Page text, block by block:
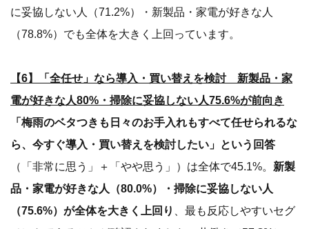
に妥協しない人（71.2%）・新製品・家電が好きな人
（78.8%）でも全体を大きく上回っています。
【6】「全任せ」なら導入・買い替えを検討 新製品・家
電が好きな人80%・掃除に妥協しない人75.6%が前向き
「梅雨のベタつきも日々のお手入れもすべて任せられるな
ら、今すぐ導入・買い替えを検討したい」という回答
（「非常に思う」＋「やや思う」）は全体で45.1%。 新製
品・家電が好きな人（80.0%）・掃除に妥協しない人
（75.6%）が全体を大きく上回り
、最も反応しやすいセグ